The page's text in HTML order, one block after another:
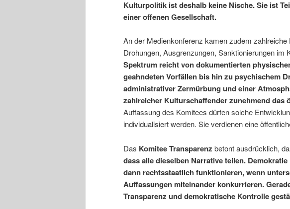
Kulturpolitik ist deshalb keine Nische. Sie ist
einer offenen Gesellschaft.
An der Medienkonferenz kamen zudem
Drohungen, Ausgrenzungen, Sanktionierungen im
Spektrum reicht von dokumentierten
geahndeten Vorfällen bis hin zu psychischem
administrativer Zermürbung und einer
zahlreicher Kulturschaffender zunehmend das
Auffassung des Komitees dürfen solche
individualisiert werden. Sie verdienen eine
Das Komitee Transparenz betont ausdrücklich,
dass alle dieselben Narrative teilen.
dann rechtsstaatlich funktionieren, wenn
Auffassungen miteinander konkurrieren.
Transparenz und demokratische Kontrolle